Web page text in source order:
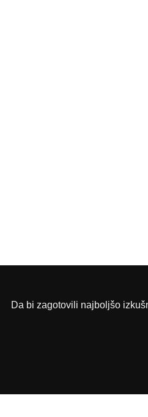
Odprto
Da bi zagotovili najboljšo